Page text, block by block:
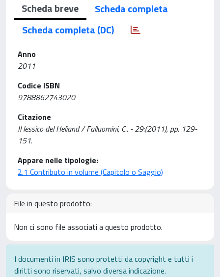
Scheda breve
Scheda completa
Scheda completa (DC)
Anno
2011
Codice ISBN
9788862743020
Citazione
Il lessico del Heliand / Falluomini, C.. - 29:(2011), pp. 129-
151.
Appare nelle tipologie:
2.1 Contributo in volume (Capitolo o Saggio)
File in questo prodotto:
Non ci sono file associati a questo prodotto.
I documenti in IRIS sono protetti da copyright e tutti i
diritti sono riservati, salvo diversa indicazione.